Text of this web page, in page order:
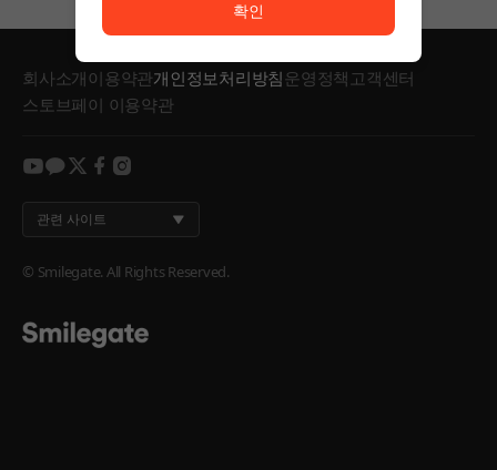
회사소개이용약관개인정보처리방침운영정책 고객센터
스토브페이 이용약관
youtube
kakaotwitterfacebook
instagram
관련 사이트
© Smilegate. All Rights Reserved.
확인